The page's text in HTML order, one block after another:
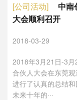
[公司活动]
中南
大会顺利召开
2018-03-29
2018年3月21日-3
合伙人大会在东莞
进行了认真的总结
未来十年的···